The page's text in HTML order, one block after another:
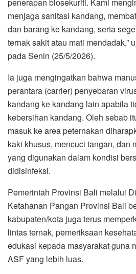
penerapan biosekuriti. Kami
menjaga sanitasi kandang,
dan barang ke kandang, serta
ternak sakit atau mati mendadak,”
pada Senin (25/5/2026).
Ia juga mengingatkan bahwa
perantara (carrier) penyebaran
kandang ke kandang lain apabila
kebersihan kandang. Oleh sebab
masuk ke area peternakan
kaki khusus, mencuci tangan, dan
yang digunakan dalam kondisi
didisinfeksi.
Pemerintah Provinsi Bali melalui
Ketahanan Pangan Provinsi Bali
kabupaten/kota juga terus
lintas ternak, pemeriksaan
edukasi kepada masyarakat guna
ASF yang lebih luas.